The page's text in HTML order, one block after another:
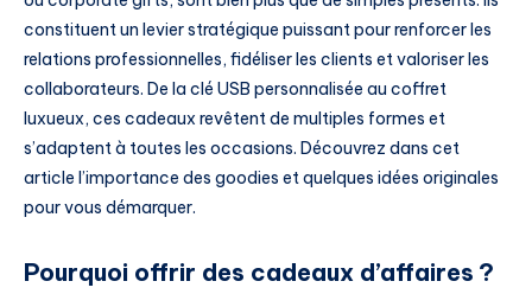
constituent un levier stratégique puissant pour renforcer les
relations professionnelles, fidéliser les clients et valoriser les
collaborateurs. De la clé USB personnalisée au coffret
luxueux, ces cadeaux revêtent de multiples formes et
s’adaptent à toutes les occasions. Découvrez dans cet
article l’importance des goodies et quelques idées originales
pour vous démarquer.
Pourquoi offrir des cadeaux d’affaires ?